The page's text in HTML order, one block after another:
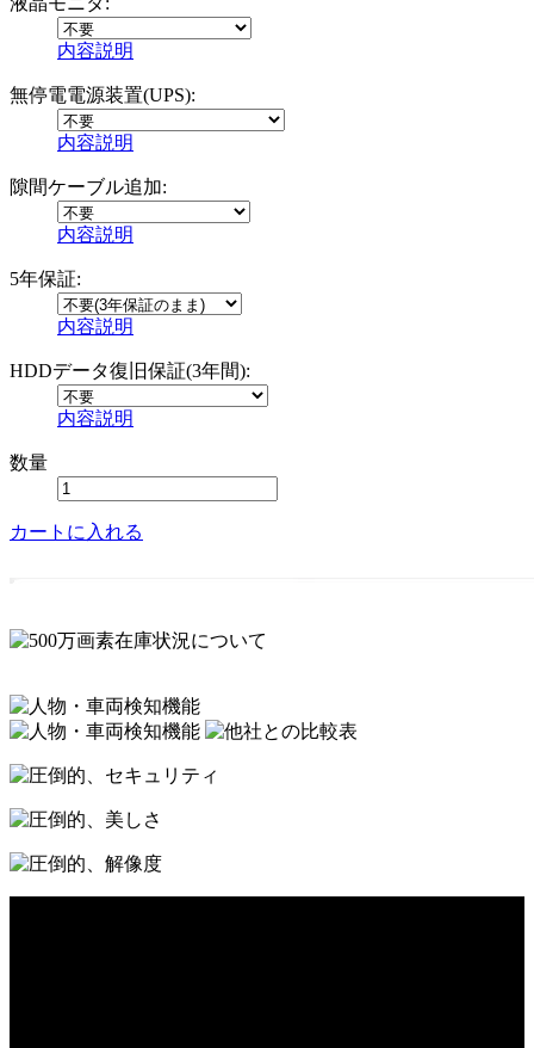
内容説明
無停電電源装置(UPS):
内容説明
隙間ケーブル追加:
内容説明
5年保証:
内容説明
HDDデータ復旧保証(3年間):
内容説明
数量
カートに入れる